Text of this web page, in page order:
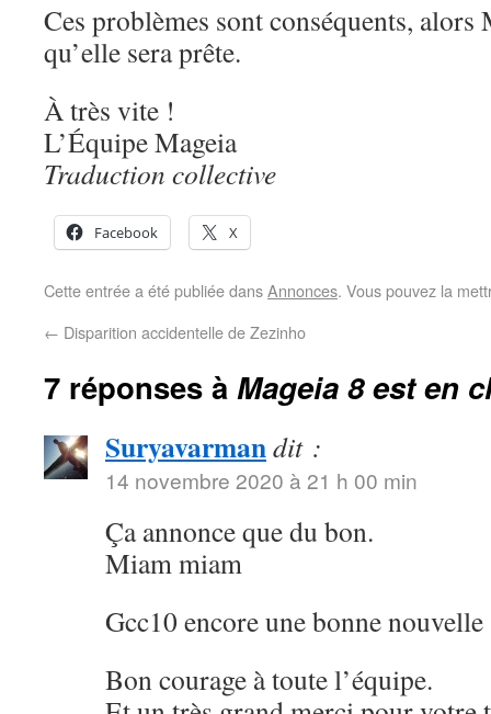
Ces problèmes sont conséquents, alors
qu’elle sera prête.
À très vite !
L’Équipe Mageia
Traduction collective
Facebook X
Cette entrée a été publiée dansAnnonces. Vous pouvez la
← Disparition accidentelle de Zezinho
7 réponses à Mageia 8 est en
Suryavarmandit :
14 novembre 2020 à 21 h 00 min
Ça annonce que du bon.
Miam miam
Gcc10 encore une bonne nouvelle
Bon courage à toute l’équipe.